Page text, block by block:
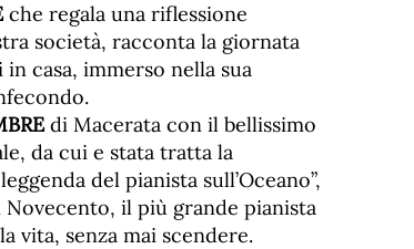
che regala una riflessione
società, racconta la giornata
casa, immerso nella sua
di Macerata con il bellissimo
da cui e stata tratta la
del pianista sull’Oceano”,
il più grande pianista
vita, senza mai scendere.